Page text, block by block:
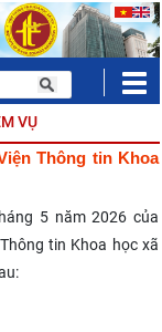
VỤ
Thông tin Khoa
5 năm 2026 của
tin Khoa học xã